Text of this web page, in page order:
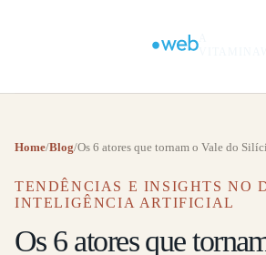
Home/Blog/Os 6 atores que tornam o Vale do
TENDÊNCIAS E INSIGHTS NO
INTELIGÊNCIA ARTIFICIAL
Os 6 atores que